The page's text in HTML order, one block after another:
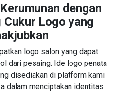
dengan
Cukur Logo yang
logo salon yang dapat
dari pesaing. Ide logo penata
disediakan di platform kami
dalam menciptakan identitas